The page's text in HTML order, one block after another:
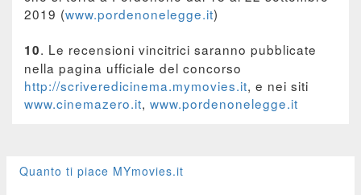
2019 (www.pordenonelegge.it)
10. Le recensioni vincitrici saranno pubblicate
nella pagina ufficiale del concorso
http://scriveredicinema.mymovies.it, e nei siti
www.cinemazero.it, www.pordenonelegge.it
Quanto ti piace MYmovies.it